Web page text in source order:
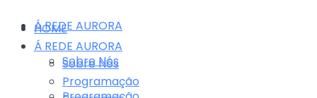
Á REDE AURORA
Sobre Nós
HOME
Á REDE AURORA
Sobre Nós
Programação